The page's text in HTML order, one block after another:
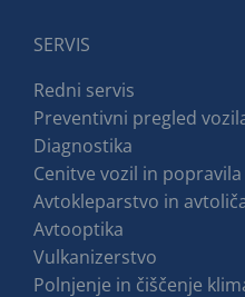
SERVIS
Redni servis
Preventivni pregled
Diagnostika
Cenitve vozil in
Avtokleparstvo in
Avtooptika
Vulkanizerstvo
Polnjenje in čiščenje